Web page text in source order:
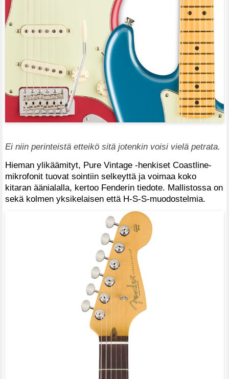
Ei niin perinteistä etteikö sitä jotenkin voisi vielä petrata.
Hieman ylikäämityt, Pure Vintage -henkiset Coastline-
mikrofonit tuovat sointiin selkeyttä ja voimaa koko
kitaran äänialalla, kertoo Fenderin tiedote. Mallistossa on
sekä kolmen yksikelaisen että H-S-S-muodostelmia.